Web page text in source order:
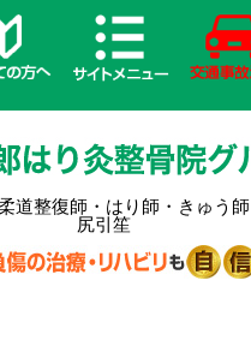
道整復師・はり師・きゅう師
尻引笙